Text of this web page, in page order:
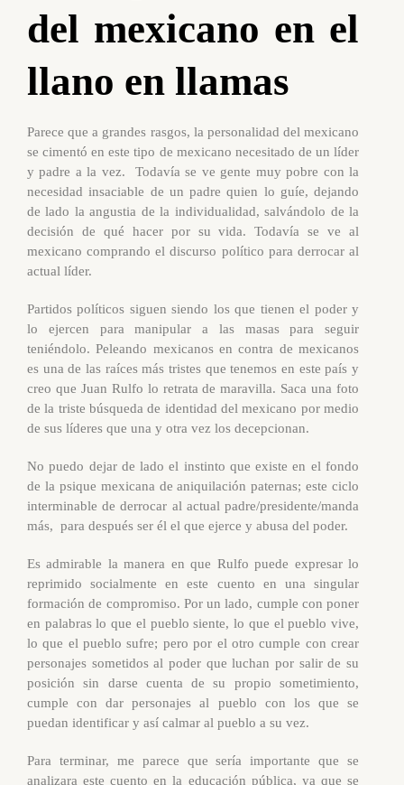
del mexicano en el
llano en llamas
Parece que a grandes rasgos, la personalidad del mexicano
se cimentó en este tipo de mexicano necesitado de un líder
y padre a la vez. Todavía se ve gente muy pobre con la
necesidad insaciable de un padre quien lo guíe, dejando
de lado la angustia de la individualidad, salvándolo de la
decisión de qué hacer por su vida. Todavía se ve al
mexicano comprando el discurso político para derrocar al
actual líder.
Partidos políticos siguen siendo los que tienen el poder y
lo ejercen para manipular a las masas para seguir
teniéndolo. Peleando mexicanos en contra de mexicanos
es una de las raíces más tristes que tenemos en este país y
creo que Juan Rulfo lo retrata de maravilla. Saca una foto
de la triste búsqueda de identidad del mexicano por medio
de sus líderes que una y otra vez los decepcionan.
No puedo dejar de lado el instinto que existe en el fondo
de la psique mexicana de aniquilación paternas; este ciclo
interminable de derrocar al actual padre/presidente/manda
más, para después ser él el que ejerce y abusa del poder.
Es admirable la manera en que Rulfo puede expresar lo
reprimido socialmente en este cuento en una singular
formación de compromiso. Por un lado, cumple con poner
en palabras lo que el pueblo siente, lo que el pueblo vive,
lo que el pueblo sufre; pero por el otro cumple con crear
personajes sometidos al poder que luchan por salir de su
posición sin darse cuenta de su propio sometimiento,
cumple con dar personajes al pueblo con los que se
puedan identificar y así calmar al pueblo a su vez.
Para terminar, me parece que sería importante que se
analizara este cuento en la educación pública, ya que se